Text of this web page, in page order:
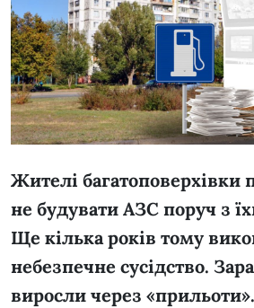
Жителі багатоповерхівки
не будувати АЗС поруч з
Ще кілька років тому
небезпечне сусідство.
виросли через «прильоти»